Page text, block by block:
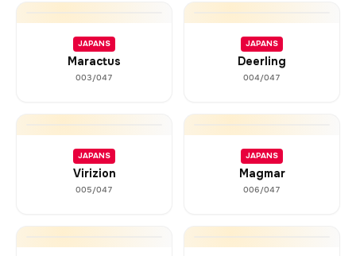
JAPANS
Maractus
003/047
JAPANS
Deerling
004/047
JAPANS
Virizion
005/047
JAPANS
Magmar
006/047